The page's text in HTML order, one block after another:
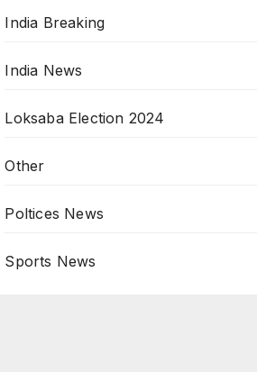
India Breaking
India News
Loksaba Election 2024
Other
Poltices News
Sports News